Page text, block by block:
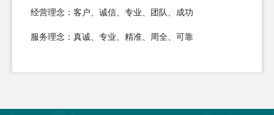
经营理念：客户、诚信、专业、团队、成功
服务理念：真诚、专业、精准、周全、可靠